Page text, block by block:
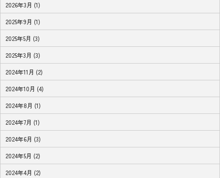
2026年3月 (1)
2025年9月 (1)
2025年5月 (3)
2025年3月 (3)
2024年11月 (2)
2024年10月 (4)
2024年8月 (1)
2024年7月 (1)
2024年6月 (3)
2024年5月 (2)
2024年4月 (2)